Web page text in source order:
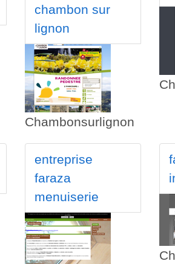
chambon sur
lignon
Chambonsurlignon
entreprise
faraza
menuiserie